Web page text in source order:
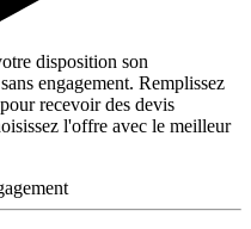
disposition son
engagement. Remplissez
recevoir des devis
l'offre avec le meilleur